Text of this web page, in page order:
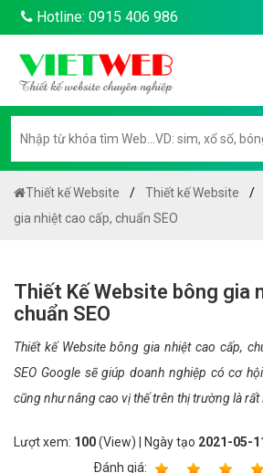
Hotline: 0915 406 986
Thiết kế Website Thiết kế Website
gia nhiệt cao cấp, chuẩn SEO
Thiết Kế Website bông gia
chuẩn SEO
Thiết kế Website bông gia nhiệt cao cấp,
SEO Google sẽ giúp doanh nghiệp có cơ
cũng như nâng cao vị thế trên thị trường là rất
Lượt xem: 100(View) | Ngày tạo 2021-05-
Ðánh giá: